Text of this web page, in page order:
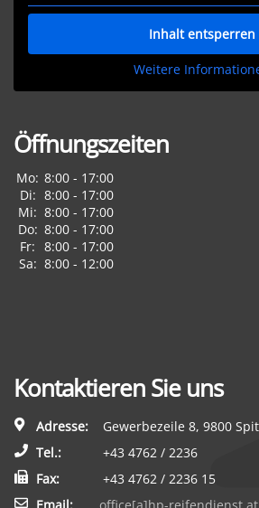
Inhalt entsperren
Weitere
Öffnungszeiten
Mo: 8:00 - 17:00
Di: 8:00 - 17:00
Mi: 8:00 - 17:00
Do: 8:00 - 17:00
Fr: 8:00 - 17:00
Sa: 8:00 - 12:00
Kontaktieren Sie uns
Adresse:
Gewerbezeile 8, 9800
Tel.:
+43 4762 / 2236
Fax:
+43 4762 / 2236 15